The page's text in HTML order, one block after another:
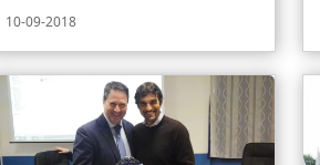
10-09-2018